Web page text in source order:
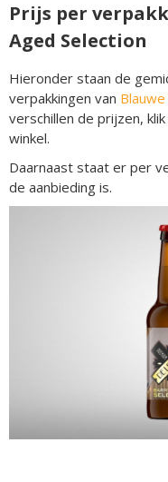
Prijs per
Aged Selection
Hieronder staan de
verpakkingen van
verschillen de prijzen,
winkel.
Daarnaast staat er per
de aanbieding is.